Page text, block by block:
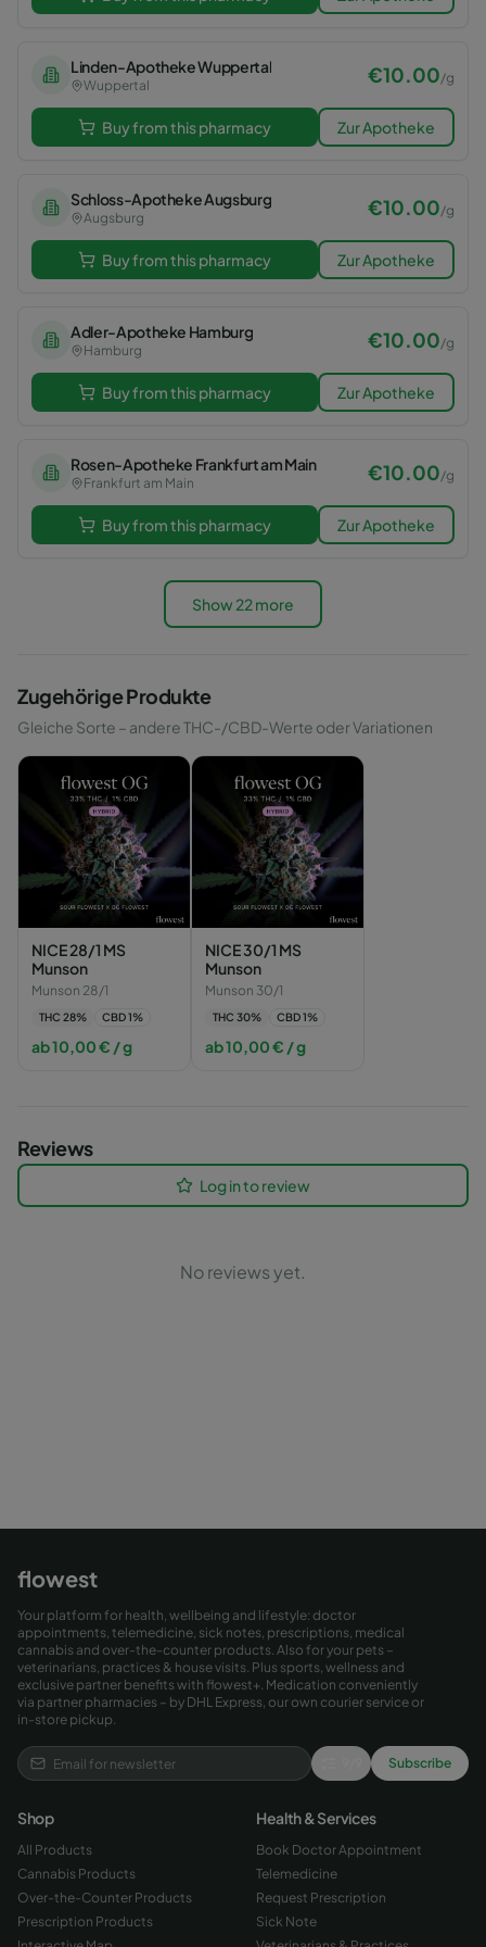
Linden-Apotheke Wuppertal
Wuppertal €10.00/g
Buy from this pharmacy Zur Apotheke
Schloss-Apotheke Augsburg
Augsburg €10.00/g
Buy from this pharmacy Zur Apotheke
Adler-Apotheke Hamburg
Hamburg €10.00/g
Buy from this pharmacy Zur Apotheke
Rosen-Apotheke Frankfurt am Main
Frankfurt am Main €10.00/g
Buy from this pharmacy Zur Apotheke
Show 22 more
Zugehörige Produkte
Gleiche Sorte – andere THC-/CBD-Werte oder Variationen
NICE 28/1 MS
Munson
Munson 28/1
THC 28% CBD1%
ab10,00€ / g
NICE 30/1 MS
Munson
Munson 30/1
THC 30% CBD1%
ab10,00€ / g
Reviews
Log in to review
No reviews yet.
flowest
Your platform for health, wellbeing and lifestyle: doctor
appointments, telemedicine, sick notes, prescriptions, medical
cannabis and over-the-counter products. Also for your pets –
veterinarians, practices & house visits. Plus sports, wellness and
exclusive partner benefits with flowest+. Medication conveniently
via partner pharmacies – by DHL Express, our own courier service or
in-store pickup.
Subscribe
Shop
All Products
Cannabis Products
Over-the-Counter Products
Prescription Products
Health & Services
Book Doctor Appointment
Telemedicine
Request Prescription
Sick Note